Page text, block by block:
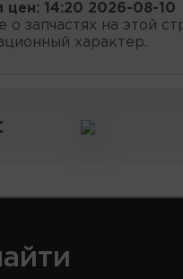
цен: 14:20 2026-08-10
о запчастях на этой
характер.